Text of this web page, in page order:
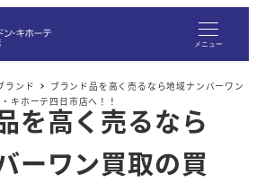
メニュー
ランド
ブランド品を高く売るなら地域ナンバーワン
キホーテ四日市店へ！！
を高く売るなら
ーワン買取の買